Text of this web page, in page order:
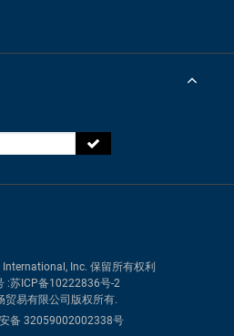
Inc. 保留所有权利
:苏ICP备10222836号-2
贸易有限公司版权所有.
备 32059002002338号